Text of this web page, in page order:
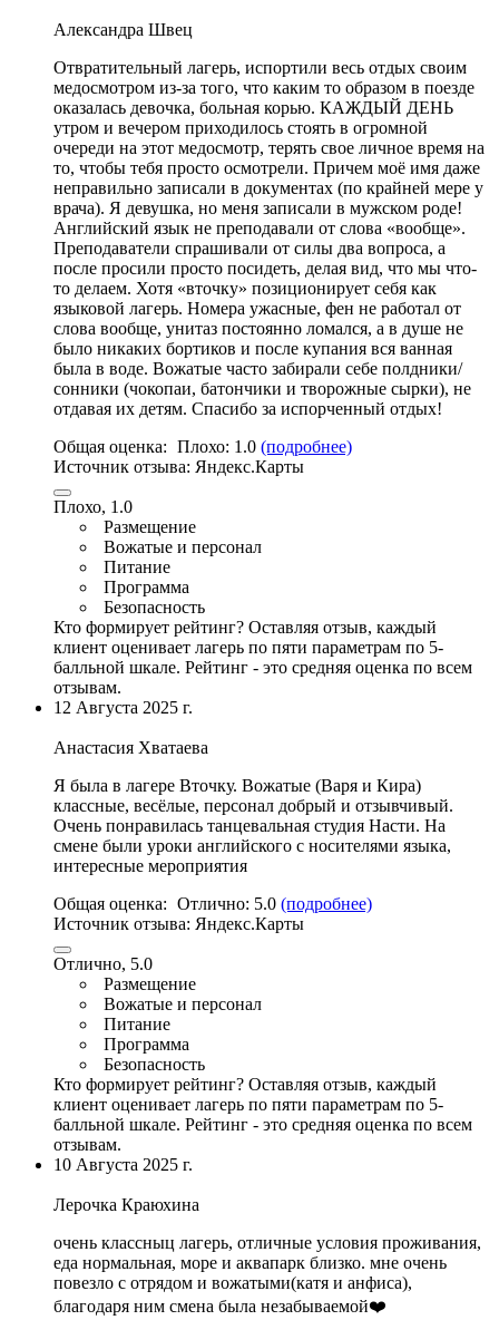
Александра Швец
Отвратительный лагерь, испортили весь отдых своим
медосмотром из-за того, что каким то образом в поезде
оказалась девочка, больная корью. КАЖДЫЙ ДЕНЬ
утром и вечером приходилось стоять в огромной
очереди на этот медосмотр, терять свое личное время на
то, чтобы тебя просто осмотрели. Причем моё имя даже
неправильно записали в документах (по крайней мере у
врача). Я девушка, но меня записали в мужском роде!
Английский язык не преподавали от слова «вообще».
Преподаватели спрашивали от силы два вопроса, а
после просили просто посидеть, делая вид, что мы что-
то делаем. Хотя «вточку» позиционирует себя как
языковой лагерь. Номера ужасные, фен не работал от
слова вообще, унитаз постоянно ломался, а в душе не
было никаких бортиков и после купания вся ванная
была в воде. Вожатые часто забирали себе полдники/
сонники (чокопаи, батончики и творожные сырки), не
отдавая их детям. Спасибо за испорченный отдых!
Общая оценка: Плохо: 1.0 (подробнее)
Источник отзыва: Яндекс.Карты
Плохо, 1.0
Размещение
Вожатые и персонал
Питание
Программа
Безопасность
Кто формирует рейтинг? Оставляя отзыв, каждый
клиент оценивает лагерь по пяти параметрам по 5-
балльной шкале. Рейтинг - это средняя оценка по всем
отзывам.
12 Августа 2025 г.
Анастасия Хватаева
Я была в лагере Вточку. Вожатые (Варя и Кира)
классные, весёлые, персонал добрый и отзывчивый.
Очень понравилась танцевальная студия Насти. На
смене были уроки английского с носителями языка,
интересные мероприятия
Общая оценка: Отлично: 5.0 (подробнее)
Источник отзыва: Яндекс.Карты
Отлично, 5.0
Размещение
Вожатые и персонал
Питание
Программа
Безопасность
Кто формирует рейтинг? Оставляя отзыв, каждый
клиент оценивает лагерь по пяти параметрам по 5-
балльной шкале. Рейтинг - это средняя оценка по всем
отзывам.
10 Августа 2025 г.
Лерочка Краюхина
очень классныц лагерь, отличные условия проживания,
еда нормальная, море и аквапарк близко. мне очень
повезло с отрядом и вожатыми(катя и анфиса),
благодаря ним смена была незабываемой❤️